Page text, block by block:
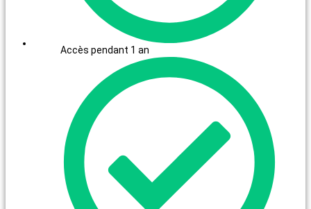
Accès pendant 1 an